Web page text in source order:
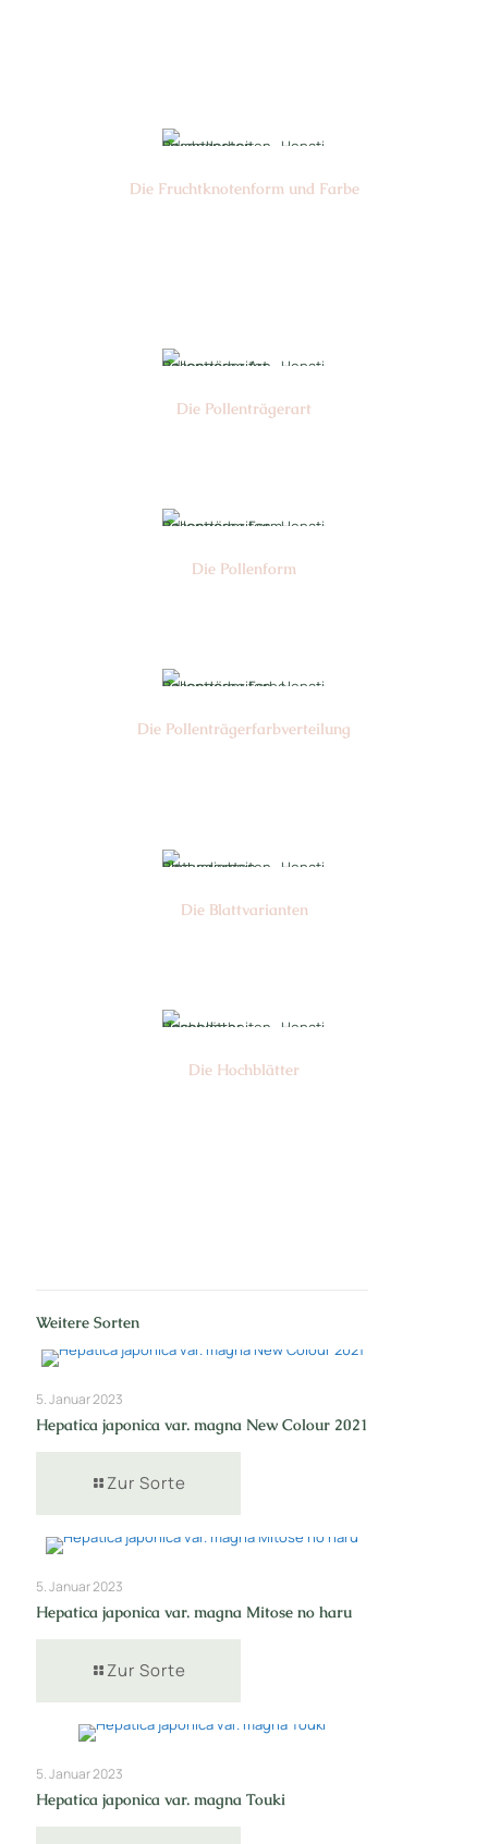
Die Frucht­knotenform und Farbe
Die Pollen­trägerart
Die Pollen­form
Die Pollen­trägerfarb­verteilung
Die Blattvarianten
Die Hochblätter
Weitere Sorten
5. Januar 2023
Hepatica japonica var. magna New Colour 2021
Zur Sorte
5. Januar 2023
Hepatica japonica var. magna Mitose no haru
Zur Sorte
5. Januar 2023
Hepatica japonica var. magna Touki